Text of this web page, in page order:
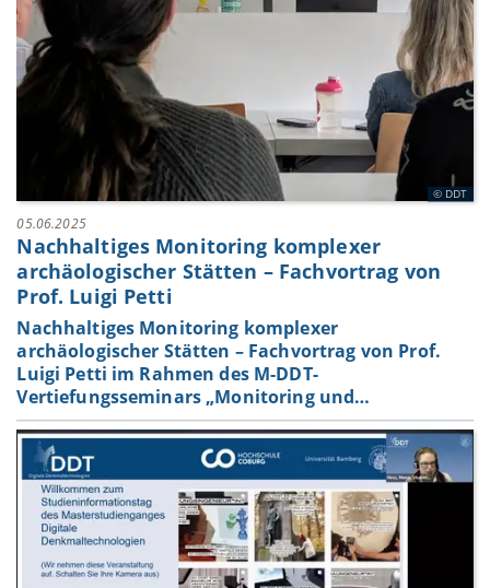
DDT
05.06.2025
Nachhaltiges Monitoring komplexer
archäologischer Stätten – Fachvortrag von
Prof. Luigi Petti
Nachhaltiges Monitoring komplexer
archäologischer Stätten – Fachvortrag von Prof.
Luigi Petti im Rahmen des M-DDT-
Vertiefungsseminars „Monitoring und…